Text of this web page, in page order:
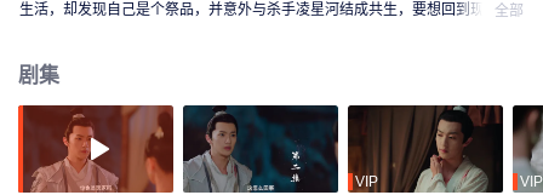
生活，却发现自己是个祭品，并意外与杀手凌星河结成共生，要想回到现实，
全部
剧集
VIP VIP